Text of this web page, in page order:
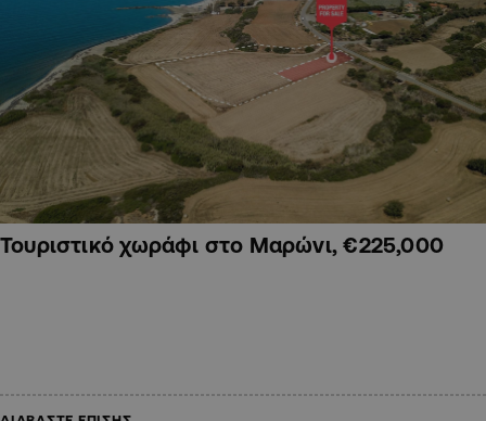
Τουριστικό χωράφι στο Μαρώνι, €225,000